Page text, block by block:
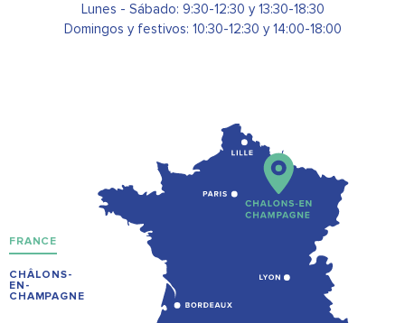
Lunes - Sábado: 9:30-12:30 y 13:30-18:30
Domingos y festivos: 10:30-12:30 y 14:00-18:00
FRANCE
CHÂLONS-
EN-
CHAMPAGNE